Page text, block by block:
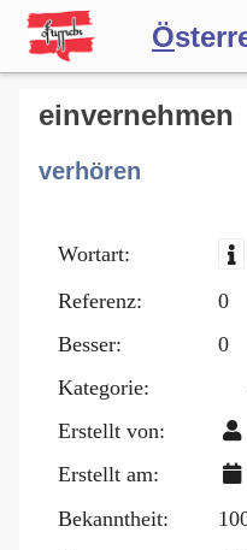
Ö
Wörterbuch
Forum
Blog
einvernehmen
verhören
Wortart:
Referenz:
0
Besser:
0
Kategorie:
Erstellt von:
Erstellt am:
Bekanntheit: